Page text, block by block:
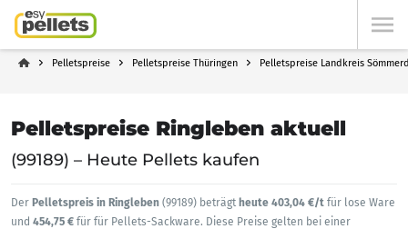
Pelletspreise Pelletspreise Thüringen Pelletspreise Landkreis
Pelletspreise Ringleben aktuell
(99189) – Heute Pellets kaufen
Der Pelletspreis in Ringleben (99189) beträgt heute 403,04 €/t für lose Ware
und 454,75 € für für Pellets-Sackware. Diese Preise gelten bei einer